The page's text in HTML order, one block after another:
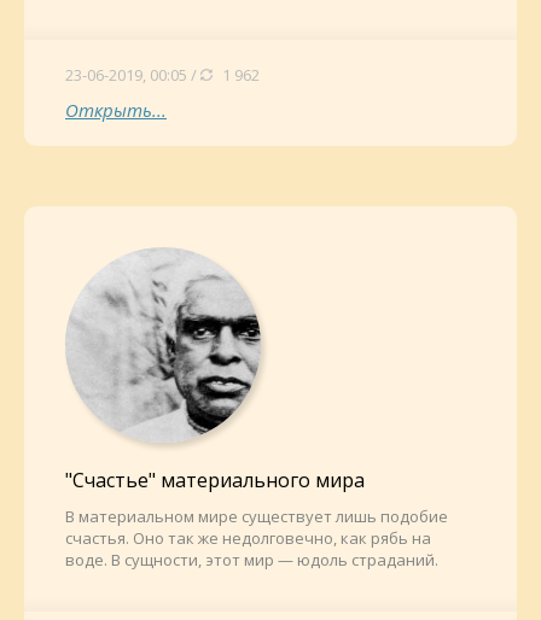
23-06-2019, 00:05 / 1 962
Открыть...
"Счастье" материального мира
В материальном мире существует лишь подобие
счастья. Оно так же недолговечно, как рябь на
воде. В сущности, этот мир — юдоль страданий.